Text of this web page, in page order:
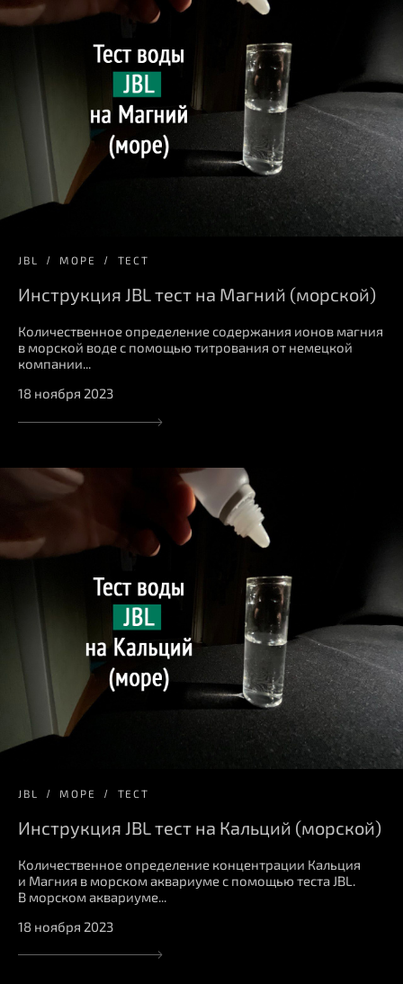
JBL МОРЕ ТЕСТ
Инструкция JBL тест на Магний (морской)
Количественное определение содержания ионов магния
в морской воде с помощью титрования от немецкой
компании...
18 ноября 2023
JBL МОРЕ ТЕСТ
Инструкция JBL тест на Кальций (морской)
Количественное определение концентрации Кальция
и Магния в морском аквариуме с помощью теста JBL.
В морском аквариуме...
18 ноября 2023